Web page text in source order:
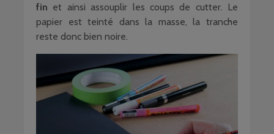
fin et ainsi assouplir les coups de cutter. Le
papier est teinté dans la masse, la tranche
reste donc bien noire.